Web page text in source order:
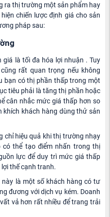
ra thị trường một sản phẩm hay
chiến lược định giá cho sản
pháp sau:
giá là tối đa hóa lợi nhuận . Tuy
rất quan trọng nếu không
bạn có thị phần thấp trong một
tiêu phải là tăng thị phần hoặc
cân nhắc mức giá thấp hơn so
khích khách hàng dùng thử sản
chỉ hiệu quả khi thị trường nhạy
thể tạo điểm nhấn trong thị
lực để duy trì mức giá thấp
thế cạnh tranh.
là một số khách hàng có tư
đương với dịch vụ kém. Doanh
vả hơn rất nhiều để trang trải